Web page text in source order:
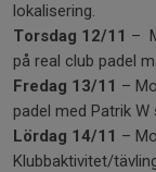
lokalisering.
Torsdag 12/11 –
på real club padel
Fredag 13/11 –
padel med Patrik
Lördag 14/11 –
Klubbaktivitet/